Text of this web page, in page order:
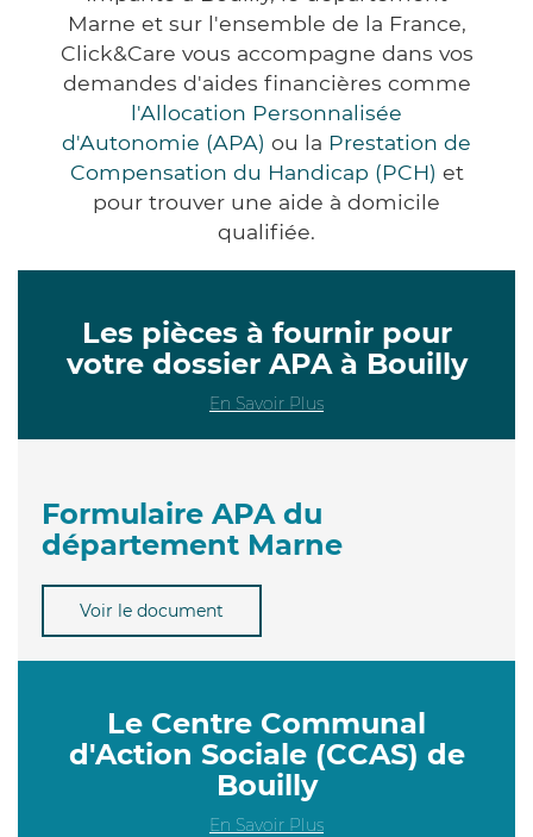
Marne et sur l'ensemble de la France,
Click&Care vous accompagne dans vos
demandes d'aides financières comme
l'Allocation Personnalisée
d'Autonomie (APA) ou la Prestation de
Compensation du Handicap (PCH) et
pour trouver une aide à domicile
qualifiée.
Les pièces à fournir pour
votre dossier APA à Bouilly
En Savoir Plus
Formulaire APA du
département Marne
Voir le document
Le Centre Communal
d'Action Sociale (CCAS) de
Bouilly
En Savoir Plus